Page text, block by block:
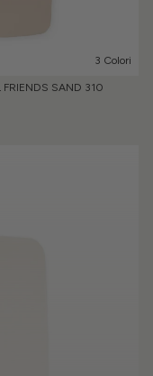
3 Colori
SAND 310